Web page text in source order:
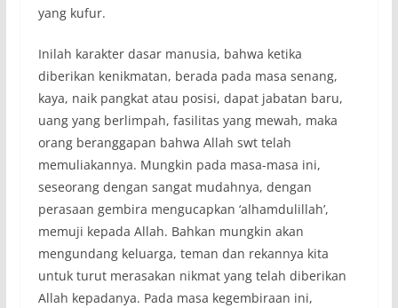
yang kufur.
Inilah karakter dasar manusia, bahwa ketika
diberikan kenikmatan, berada pada masa senang,
kaya, naik pangkat atau posisi, dapat jabatan baru,
uang yang berlimpah, fasilitas yang mewah, maka
orang beranggapan bahwa Allah swt telah
memuliakannya. Mungkin pada masa-masa ini,
seseorang dengan sangat mudahnya, dengan
perasaan gembira mengucapkan ‘alhamdulillah’,
memuji kepada Allah. Bahkan mungkin akan
mengundang keluarga, teman dan rekannya kita
untuk turut merasakan nikmat yang telah diberikan
Allah kepadanya. Pada masa kegembiraan ini,